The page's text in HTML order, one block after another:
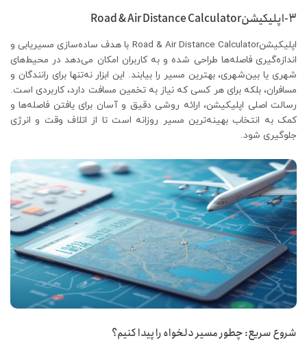
3-اپلیکیشنRoad & Air Distance Calculator
اپلیکیشنRoad & Air Distance Calculator با هدف ساده‌سازی مسیریابی و
اندازه‌گیری فاصله‌ها طراحی شده و به کاربران امکان می‌دهد در محیط‌های
شهری یا بین‌شهری، بهترین مسیر را بیابند. این ابزار نه‌تنها برای رانندگان و
مسافران، بلکه برای هر کسی که نیاز به تخمین مسافت دارد، کاربردی است.
رسالت اصلی اپلیکیشن، ارائه روشی دقیق و آسان برای یافتن فاصله‌ها و
کمک به انتخاب بهینه‌ترین مسیر روزانه است تا از اتلاف وقت و انرژی
جلوگیری شود.
شروع سریع: چطور مسیر دلخواه را پیدا کنیم؟